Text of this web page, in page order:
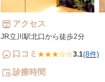
アクセス
JR立川駅北口から徒歩2分
口コミ ★★★☆☆3.1(8件)
診療時間